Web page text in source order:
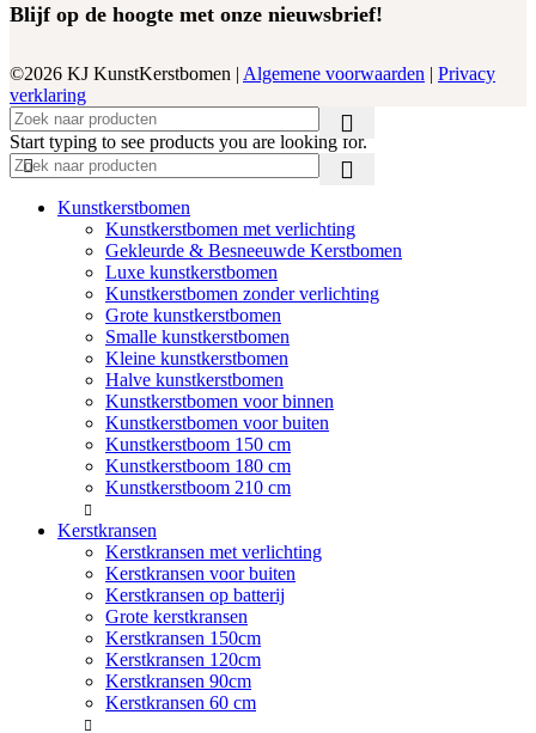
Blijf op de hoogte met onze nieuwsbrief!
©2026 KJ KunstKerstbomen | Algemene voorwaarden | Privacy
verklaring
Start typing to see products you are looking for.
Kunstkerstbomen
Kunstkerstbomen met verlichting
Gekleurde & Besneeuwde Kerstbomen
Luxe kunstkerstbomen
Kunstkerstbomen zonder verlichting
Grote kunstkerstbomen
Smalle kunstkerstbomen
Kleine kunstkerstbomen
Halve kunstkerstbomen
Kunstkerstbomen voor binnen
Kunstkerstbomen voor buiten
Kunstkerstboom 150 cm
Kunstkerstboom 180 cm
Kunstkerstboom 210 cm
Kerstkransen
Kerstkransen met verlichting
Kerstkransen voor buiten
Kerstkransen op batterij
Grote kerstkransen
Kerstkransen 150cm
Kerstkransen 120cm
Kerstkransen 90cm
Kerstkransen 60 cm